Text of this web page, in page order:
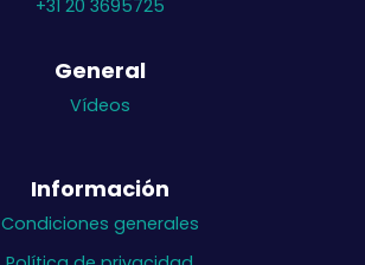
+31 20 3695725
General
Vídeos
Información
Condiciones generales